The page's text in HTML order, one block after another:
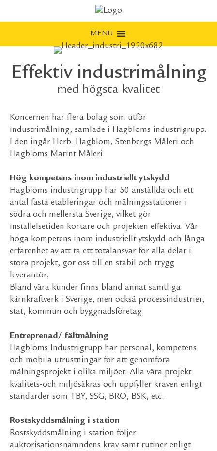
MENU
Effektiv industrimålning
med högsta kvalitet
Koncernen har flera bolag som utför
industrimålning, samlade i Hagbloms industrigrupp.
I den ingår Herb. Hagblom, Stenbergs Måleri och
Hagbloms Marint Måleri.
Hög kompetens inom industriellt ytskydd
Hagbloms industrigrupp har 50 anställda och ett
antal fasta etableringar och målningsstationer i
södra och mellersta Sverige, vilket gör
inställelsetiden kortare och projekten effektiva. Vår
höga kompetens inom industriellt ytskydd och långa
erfarenhet av att ta ett totalansvar för alla delar i
stora projekt, gör oss till en stabil och trygg
leverantör.
Bland våra kunder finns bland annat samtliga
kärnkraftverk i Sverige, men också processindustrier,
stat, kommun och byggnadsföretag.
Entreprenad/ fältmålning
Hagbloms Industrigrupp har personal, kompetens
och mobila utrustningar för att genomföra
målningsprojekt i olika miljöer. Alla våra projekt
kvalitets-och miljösäkras och uppfyller kraven enligt
standarder som TBY, SSG, BRO, BSK, etc.
Rostskyddsmålning i station
Rostskyddsmålning i station följer
auktorisationsnämndens krav samt rutiner enligt